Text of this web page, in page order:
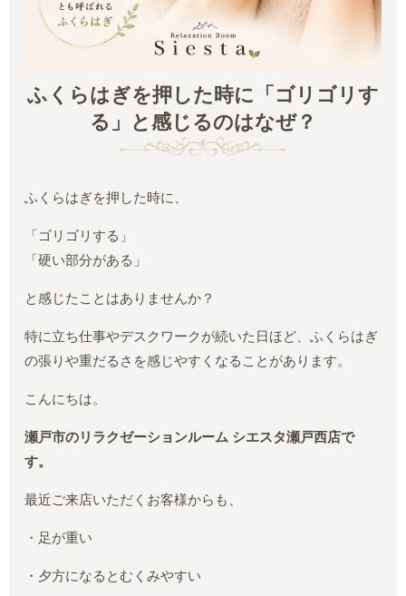
ふくらはぎを押した時に「ゴリゴリす
る」と感じるのはなぜ？
ふくらはぎを押した時に、
「ゴリゴリする」
「硬い部分がある」
と感じたことはありませんか？
特に立ち仕事やデスクワークが続いた日ほど、ふくらはぎ
の張りや重だるさを感じやすくなることがあります。
こんにちは。
瀬戸市のリラクゼーションルーム シエスタ瀬戸西店で
す。
最近ご来店いただくお客様からも、
・足が重い
・夕方になるとむくみやすい